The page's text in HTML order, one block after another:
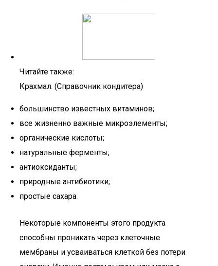
Читайте также:
Крахмал. (Справочник кондитера)
большинство известных витаминов;
все жизненно важные микроэлементы;
органические кислоты;
натуральные ферменты;
антиоксиданты;
природные антибиотики;
простые сахара.
Некоторые компоненты этого продукта
способны проникать через клеточные
мембраны и усваиваться клеткой без потери